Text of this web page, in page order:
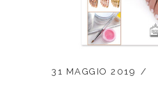
31 MAGGIO 2019